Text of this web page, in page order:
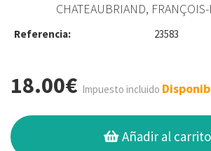
CHATEAUBRIAND,
Referencia: 23583
18.00€ Impuesto incluido
Añadir al carrito